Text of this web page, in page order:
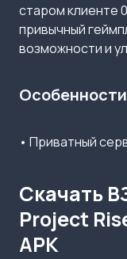
старом клиенте
привычный
возможности и
• Приватный
Скачать
Project
APK